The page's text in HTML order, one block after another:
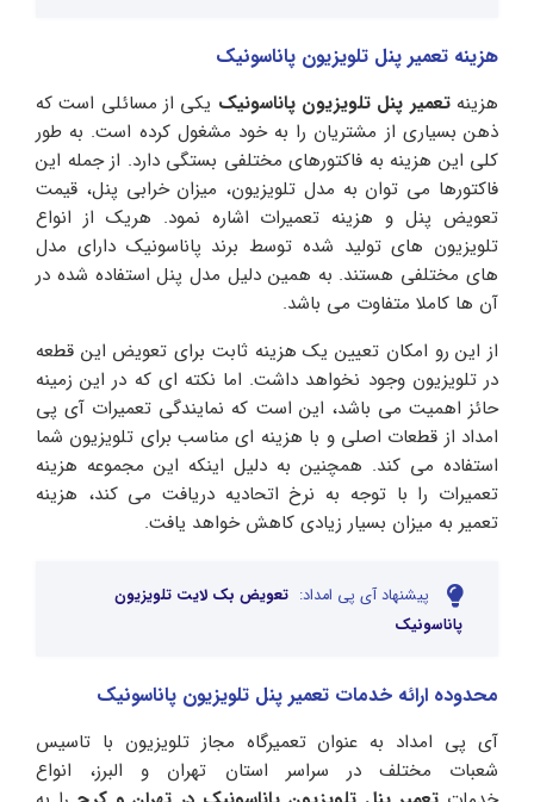
هزینه تعمیر پنل تلویزیون پاناسونیک
هزینه تعمیر پنل تلویزیون پاناسونیک یکی از مسائلی است که
ذهن بسیاری از مشتریان را به خود مشغول کرده است. به طور
کلی این هزینه به فاکتورهای مختلفی بستگی دارد. از جمله این
فاکتورها می توان به مدل تلویزیون، میزان خرابی پنل، قیمت
تعویض پنل و هزینه تعمیرات اشاره نمود. هریک از انواع
تلویزیون های تولید شده توسط برند پاناسونیک دارای مدل
های مختلفی هستند. به همین دلیل مدل پنل استفاده شده در
آن ها کاملا متفاوت می باشد.
از این رو امکان تعیین یک هزینه ثابت برای تعویض این قطعه
در تلویزیون وجود نخواهد داشت. اما نکته ای که در این زمینه
حائز اهمیت می باشد، این است که نمایندگی تعمیرات آی پی
امداد از قطعات اصلی و با هزینه ای مناسب برای تلویزیون شما
استفاده می کند. همچنین به دلیل اینکه این مجموعه هزینه
تعمیرات را با توجه به نرخ اتحادیه دریافت می کند، هزینه
تعمیر به میزان بسیار زیادی کاهش خواهد یافت.
پیشنهاد آی پی امداد: تعویض بک لایت تلویزیون
پاناسونیک
محدوده ارائه خدمات تعمیر پنل تلویزیون پاناسونیک
آی پی امداد به عنوان تعمیرگاه مجاز تلویزیون با تاسیس
شعبات مختلف در سراسر استان تهران و البرز، انواع